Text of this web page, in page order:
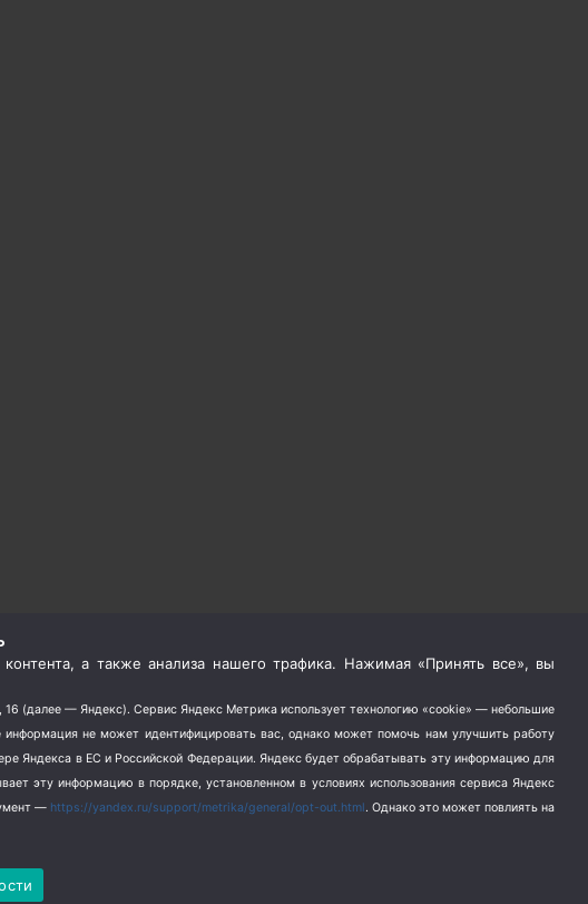
а также анализа нашего трафика. Нажимая «Принять все», вы
(далее — Яндекс). Сервис Яндекс Метрика использует технологию «cookie» — небольшие
не может идентифицировать вас, однако может помочь нам улучшить работу
Яндекса в ЕС и Российской Федерации. Яндекс будет обрабатывать эту информацию для
эту информацию в порядке, установленном в условиях использования сервиса Яндекс
— https://yandex.ru/support/metrika/general/opt-out.html. Однако это может повлиять на